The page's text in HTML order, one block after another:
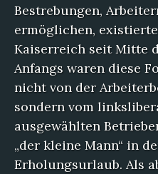
Bestrebungen,
ermöglichen,
Kaiserreich seit Mitte
Anfangs waren diese
nicht von der
sondern vom
ausgewählten
„der kleine Mann“ in
Erholungsurlaub. Als